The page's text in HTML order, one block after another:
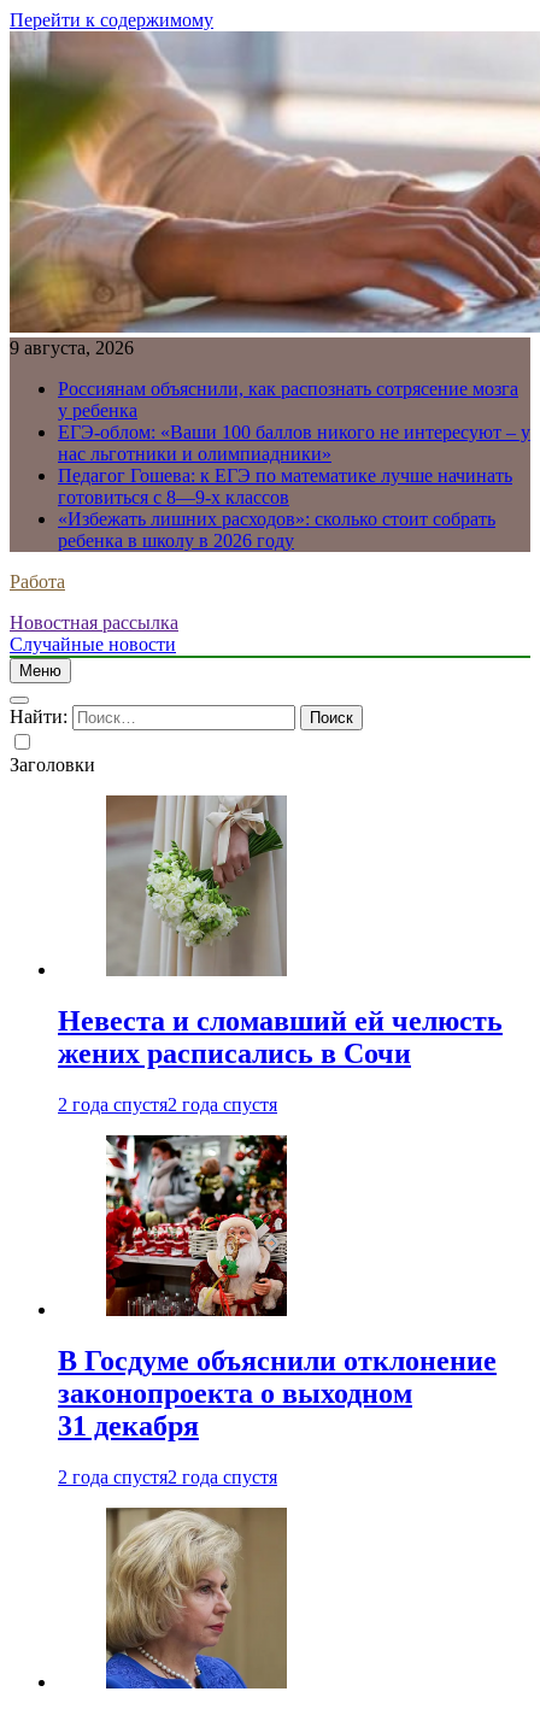
Перейти к содержимому
9 августа, 2026
Россиянам объяснили, как распознать сотрясение мозга
у ребенка
ЕГЭ-облом: «Ваши 100 баллов никого не интересуют – у
нас льготники и олимпиадники»
Педагог Гошева: к ЕГЭ по математике лучше начинать
готовиться с 8—9-х классов
«Избежать лишних расходов»: сколько стоит собрать
ребенка в школу в 2026 году
Работа
Новостная рассылка
Случайные новости
Меню
Найти:
Заголовки
Невеста и сломавший ей челюсть
жених расписались в Сочи
2 года спустя2 года спустя
В Госдуме объяснили отклонение
законопроекта о выходном
31 декабря
2 года спустя2 года спустя